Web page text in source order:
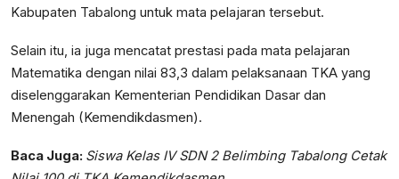
Kabupaten Tabalong untuk mata pelajaran tersebut.
Selain itu, ia juga mencatat prestasi pada mata pelajaran
Matematika dengan nilai 83,3 dalam pelaksanaan TKA yang
diselenggarakan Kementerian Pendidikan Dasar dan
Menengah (Kemendikdasmen).
Baca Juga: Siswa Kelas IV SDN 2 Belimbing Tabalong Cetak